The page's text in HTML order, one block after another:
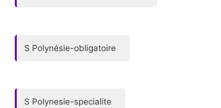
S Polynésie-obligatoire
S Polynesie-specialite